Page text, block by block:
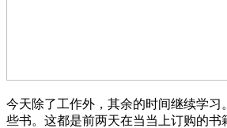
今天除了工作外，其余的时间继续学习
些书。这都是前两天在当当上订购的书